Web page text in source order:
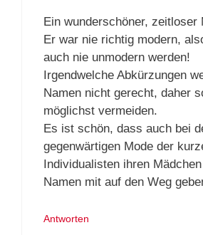
Ein wunderschöner, zeitloser
Er war nie richtig modern,
auch nie unmodern werden!
Irgendwelche Abkürzungen
Namen nicht gerecht, daher
möglichst vermeiden.
Es ist schön, dass auch bei
gegenwärtigen Mode der
Individualisten ihren
Namen mit auf den Weg
Antworten